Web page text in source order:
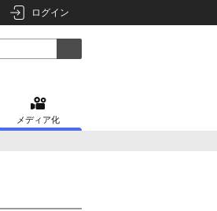
ログイン
メディア化